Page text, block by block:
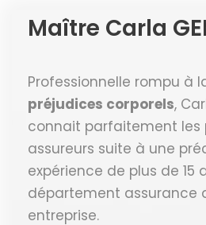
Maître Carla
Professionnelle rompu à
préjudices corporels,
connait parfaitement les
assureurs suite à une
expérience de plus de 15
département assurance
entreprise.